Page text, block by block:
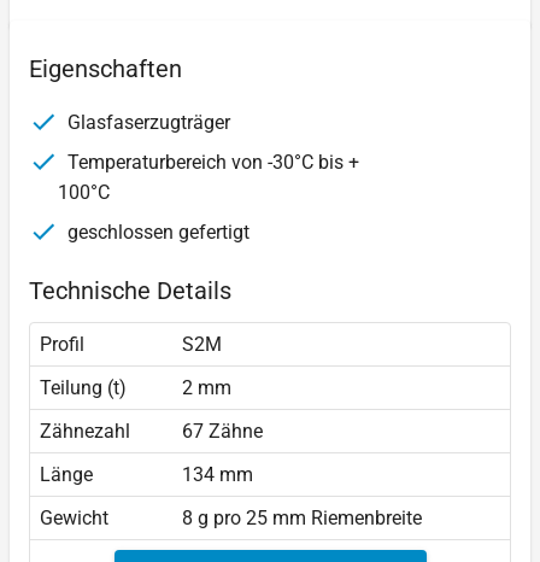
Eigenschaften
Glasfaserzugträger
Temperaturbereich von -30°C bis +
100°C
geschlossen gefertigt
Technische Details
Profil
S2M
Teilung (t)
2 mm
Zähnezahl
67 Zähne
Länge
134 mm
Gewicht
8 g pro 25 mm Riemenbreite